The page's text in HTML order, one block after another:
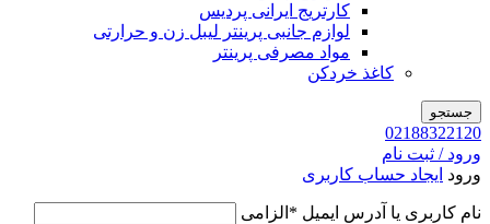
کارتریج ایرانی پردیس
لوازم جانبی پرینتر لیبل زن و حرارتی
مواد مصرفی پرینتر
کاغذ خردکن
جستجو
02188322120
ورود / ثبت نام
ورود ایجاد حساب کاربری
نام کاربری یا آدرس ایمیل * الزامی